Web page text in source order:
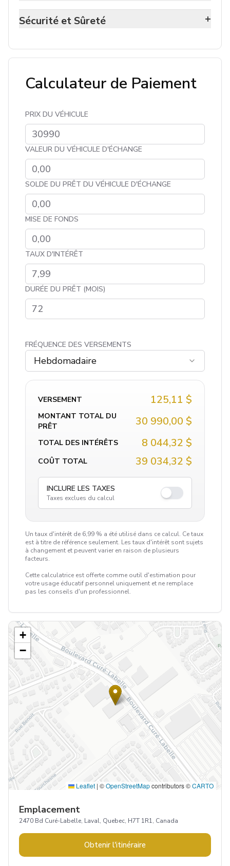
Sécurité et Sûreté
+
Calculateur de Paiement
PRIX DU VÉHICULE
VALEUR DU VÉHICULE D'ÉCHANGE
SOLDE DU PRÊT DU VÉHICULE D'ÉCHANGE
MISE DE FONDS
TAUX D'INTÉRÊT
DURÉE DU PRÊT (MOIS)
FRÉQUENCE DES VERSEMENTS
Hebdomadaire
VERSEMENT 125,11 $
MONTANT TOTAL DU
PRÊT
30 990,00 $
TOTAL DES INTÉRÊTS 8 044,32 $
COÛT TOTAL 39 034,32 $
INCLURE LES TAXES
Taxes exclues du calcul
Un taux d'intérêt de 6,99 % a été utilisé dans ce calcul. Ce taux
est à titre de référence seulement. Les taux d'intérêt sont sujets
à changement et peuvent varier en raison de plusieurs
facteurs.
Cette calculatrice est offerte comme outil d'estimation pour
votre usage éducatif personnel uniquement et ne remplace
pas les conseils d'un professionnel.
+
−
Leaflet | ©OpenStreetMapcontributors ©CARTO
Emplacement
2470 Bd Curé-Labelle, Laval, Quebec, H7T 1R1, Canada
Obtenir l'itinéraire